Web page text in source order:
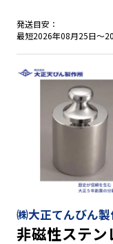
発送目安：
最短2026年08月25日～
㈱大正てんびん
非磁性ステ